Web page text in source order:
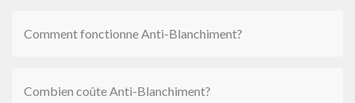
Comment fonctionne Anti-Blanchiment?
Combien coûte Anti-Blanchiment?